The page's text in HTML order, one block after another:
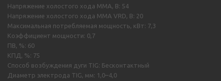
Напряжение холостого хода ММА, В: 54
Напряжение холостого хода ММА VRD, В: 20
Максимальная потребляемая мощность, кВт: 7,3
Коэффициент мощности: 0,7
ПВ, %: 60
КПД, %: 75
Способ возбуждения дуги TIG: Бесконтактный
Диаметр электрода TIG, мм: 1,0–4,0